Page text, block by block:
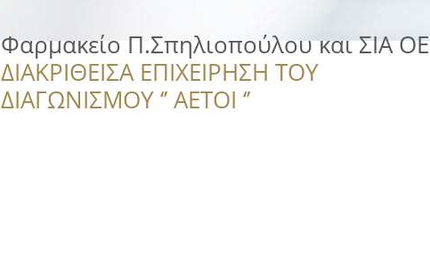
Φαρμακείο Π.Σπηλιοπούλου και ΣΙΑ ΟΕ
ΔΙΑΚΡΙΘΕΙΣΑ ΕΠΙΧΕΙΡΗΣΗ ΤΟΥ
ΔΙΑΓΩΝΙΣΜΟΥ ‘’ ΑΕΤΟΙ ‘’